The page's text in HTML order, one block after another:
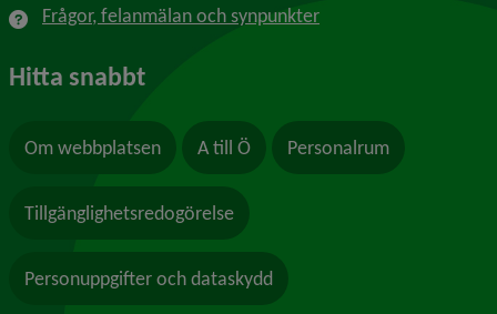
Frågor, felanmälan och synpunkter
Hitta snabbt
Om webbplatsen A till Ö Personalrum
Tillgänglighetsredogörelse
Personuppgifter och dataskydd